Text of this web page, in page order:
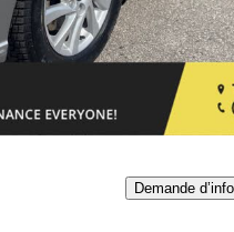
Affaire
Demande d’info